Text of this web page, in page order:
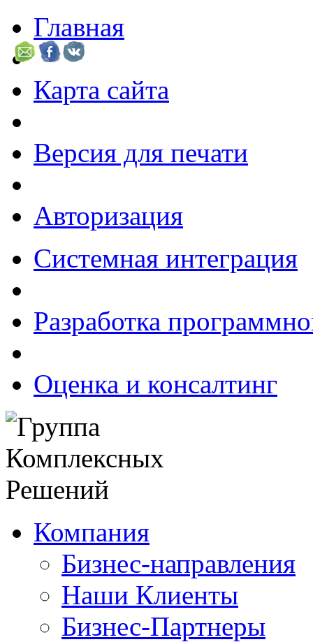
Главная
Карта сайта
Версия для печати
Авторизация
Системная интеграция
Разработка
Оценка и консалтинг
Компания
Бизнес-направления
Наши Клиенты
Бизнес-Партнеры